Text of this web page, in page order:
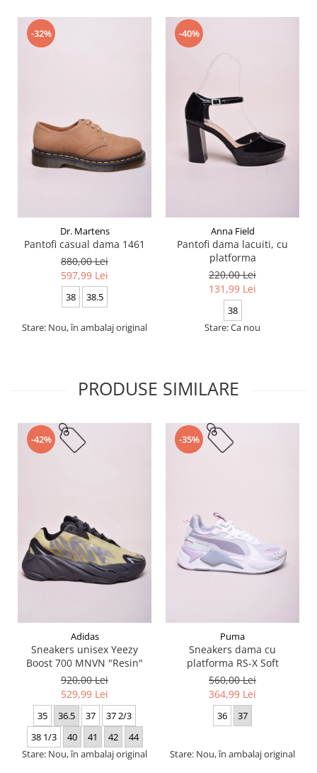
-32%
Dr. Martens
Pantofi casual dama 1461
880,00 Lei
597,99 Lei
38 38.5
Stare: Nou, în ambalaj original
-40%
Anna Field
Pantofi dama lacuiti, cu
platforma
220,00 Lei
131,99 Lei
38
Stare: Ca nou
PRODUSE SIMILARE
-42%
Adidas
Sneakers unisex Yeezy
Boost 700 MNVN "Resin"
920,00 Lei
529,99 Lei
35 36.5 37
37 2/3
38 1/3
40 41 42
44
Stare: Nou, în ambalaj original
-35%
Puma
Sneakers dama cu
platforma RS-X Soft
560,00 Lei
364,99 Lei
36 37
Stare: Nou, în ambalaj original